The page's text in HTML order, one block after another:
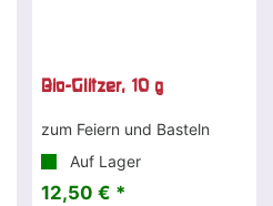
Bio-Glitzer, 10 g
zum Feiern und Basteln
Auf Lager
12,50 € *